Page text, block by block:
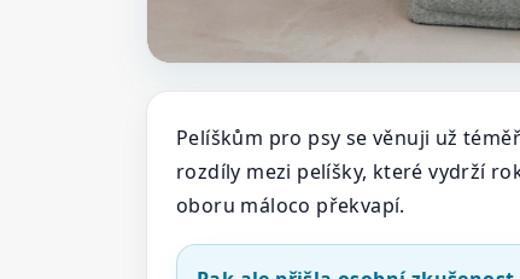
Pelíškům pro psy se věnuji už
rozdíly mezi pelíšky, které vydrží
oboru máloco překvapí.